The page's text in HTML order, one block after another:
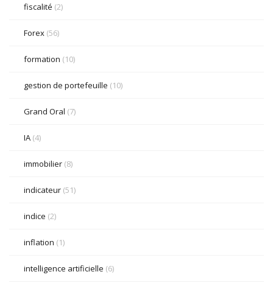
fiscalité (2)
Forex (56)
formation (10)
gestion de portefeuille (10)
Grand Oral (7)
IA (4)
immobilier (8)
indicateur (51)
indice (2)
inflation (1)
intelligence artificielle (6)